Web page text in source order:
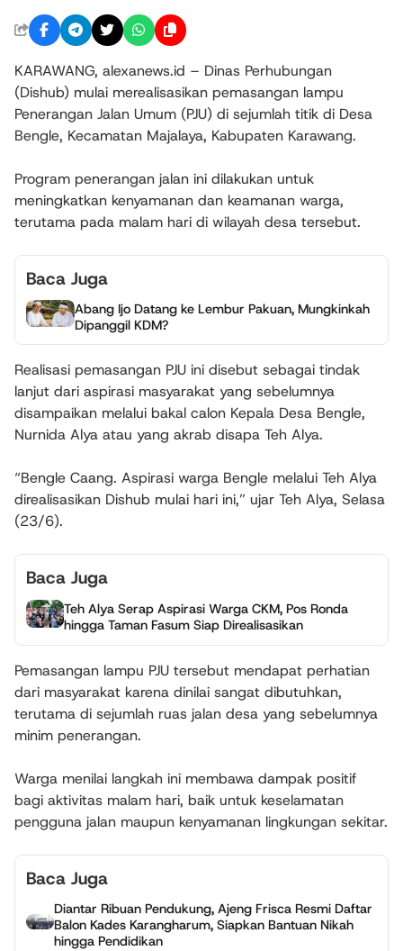
KARAWANG, alexanews.id – Dinas Perhubungan
(Dishub) mulai merealisasikan pemasangan lampu
Penerangan Jalan Umum (PJU) di sejumlah titik di Desa
Bengle, Kecamatan Majalaya, Kabupaten Karawang.
Program penerangan jalan ini dilakukan untuk
meningkatkan kenyamanan dan keamanan warga,
terutama pada malam hari di wilayah desa tersebut.
Baca Juga
Abang Ijo Datang ke Lembur Pakuan, Mungkinkah
Dipanggil KDM?
Realisasi pemasangan PJU ini disebut sebagai tindak
lanjut dari aspirasi masyarakat yang sebelumnya
disampaikan melalui bakal calon Kepala Desa Bengle,
Nurnida Alya atau yang akrab disapa Teh Alya.
“Bengle Caang. Aspirasi warga Bengle melalui Teh Alya
direalisasikan Dishub mulai hari ini,” ujar Teh Alya, Selasa
(23/6).
Baca Juga
Teh Alya Serap Aspirasi Warga CKM, Pos Ronda
hingga Taman Fasum Siap Direalisasikan
Pemasangan lampu PJU tersebut mendapat perhatian
dari masyarakat karena dinilai sangat dibutuhkan,
terutama di sejumlah ruas jalan desa yang sebelumnya
minim penerangan.
Warga menilai langkah ini membawa dampak positif
bagi aktivitas malam hari, baik untuk keselamatan
pengguna jalan maupun kenyamanan lingkungan sekitar.
Baca Juga
Diantar Ribuan Pendukung, Ajeng Frisca Resmi Daftar
Balon Kades Karangharum, Siapkan Bantuan Nikah
hingga Pendidikan